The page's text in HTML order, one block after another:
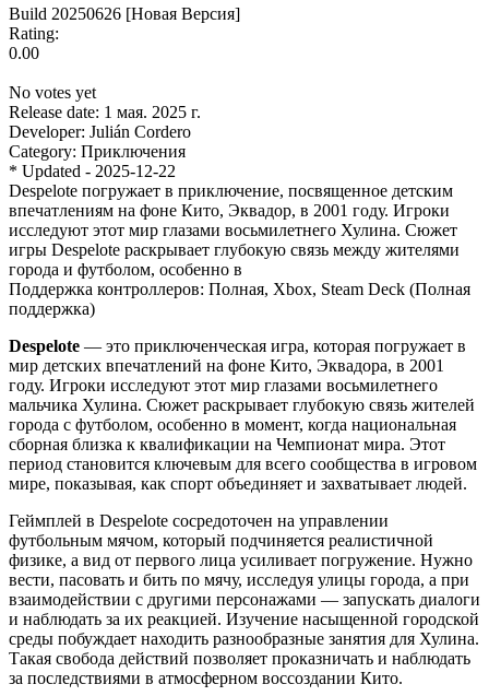
Build 20250626 [Новая Версия]
Rating:
0.00
No votes yet
Release date: 1 мая. 2025 г.
Developer: Julián Cordero
Category: Приключения
* Updated - 2025-12-22
Despelote погружает в приключение, посвященное детским
впечатлениям на фоне Кито, Эквадор, в 2001 году. Игроки
исследуют этот мир глазами восьмилетнего Хулина. Сюжет
игры Despelote раскрывает глубокую связь между жителями
города и футболом, особенно в
Поддержка контроллеров: Полная, Xbox, Steam Deck (Полная
поддержка)
Despelote — это приключенческая игра, которая погружает в
мир детских впечатлений на фоне Кито, Эквадора, в 2001
году. Игроки исследуют этот мир глазами восьмилетнего
мальчика Хулина. Сюжет раскрывает глубокую связь жителей
города с футболом, особенно в момент, когда национальная
сборная близка к квалификации на Чемпионат мира. Этот
период становится ключевым для всего сообщества в игровом
мире, показывая, как спорт объединяет и захватывает людей.
Геймплей в Despelote сосредоточен на управлении
футбольным мячом, который подчиняется реалистичной
физике, а вид от первого лица усиливает погружение. Нужно
вести, пасовать и бить по мячу, исследуя улицы города, а при
взаимодействии с другими персонажами — запускать диалоги
и наблюдать за их реакцией. Изучение насыщенной городской
среды побуждает находить разнообразные занятия для Хулина.
Такая свобода действий позволяет проказничать и наблюдать
за последствиями в атмосферном воссоздании Кито.